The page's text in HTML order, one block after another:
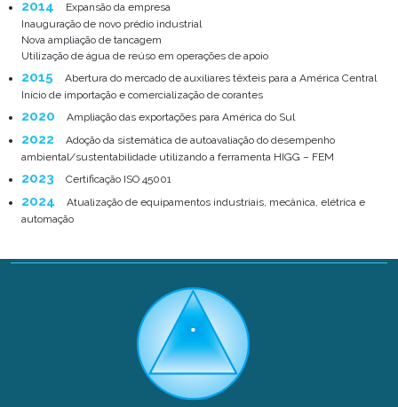
2014
Expansão da empresa
Inauguração de novo prédio industrial
Nova ampliação de tancagem
Utilização de água de reúso em operações de apoio
2015
Abertura do mercado de auxiliares têxteis para a América Central
Início de importação e comercialização de corantes
2020 Ampliação das exportações para América do Sul
2022
Adoção da sistemática de autoavaliação do desempenho
ambiental/sustentabilidade utilizando a ferramenta HIGG – FEM
2023 Certificação ISO 45001
2024
Atualização de equipamentos industriais, mecânica, elétrica e
automação